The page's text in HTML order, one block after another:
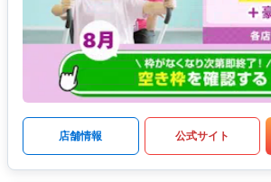
店舗情報 公式サイト